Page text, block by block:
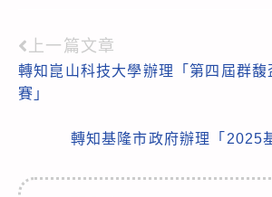
Read
more
上一篇文章
轉知崑山科技大學辦理「第四屆群馥
賽」
轉知基隆市政府辦理「2025